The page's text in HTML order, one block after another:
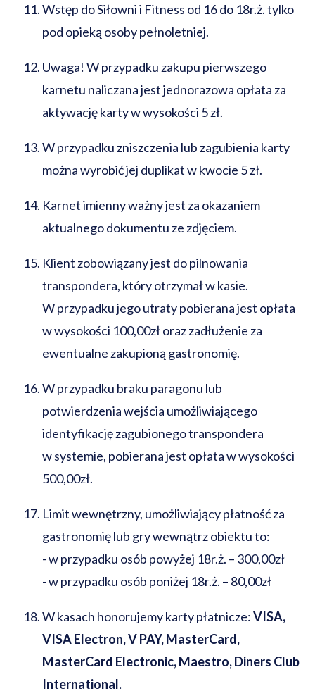
Wstęp do Siłowni i Fitness od 16 do 18r.ż. tylko
pod opieką osoby pełnoletniej.
Uwaga! W przypadku zakupu pierwszego
karnetu naliczana jest jednorazowa opłata za
aktywację karty w wysokości 5 zł.
W przypadku zniszczenia lub zagubienia karty
można wyrobić jej duplikat w kwocie 5 zł.
Karnet imienny ważny jest za okazaniem
aktualnego dokumentu ze zdjęciem.
Klient zobowiązany jest do pilnowania
transpondera, który otrzymał w kasie.
W przypadku jego utraty pobierana jest opłata
w wysokości 100,00zł oraz zadłużenie za
ewentualne zakupioną gastronomię.
W przypadku braku paragonu lub
potwierdzenia wejścia umożliwiającego
identyfikację zagubionego transpondera
w systemie, pobierana jest opłata w wysokości
500,00zł.
Limit wewnętrzny, umożliwiający płatność za
gastronomię lub gry wewnątrz obiektu to:
- w przypadku osób powyżej 18r.ż. – 300,00zł
- w przypadku osób poniżej 18r.ż. – 80,00zł
W kasach honorujemy karty płatnicze:VISA,
VISA Electron, V PAY, MasterCard,
MasterCard Electronic, Maestro, Diners Club
International.